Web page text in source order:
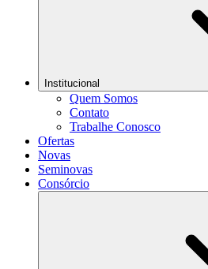
Institucional
Quem Somos
Contato
Trabalhe Conosco
Ofertas
Novas
Seminovas
Consórcio